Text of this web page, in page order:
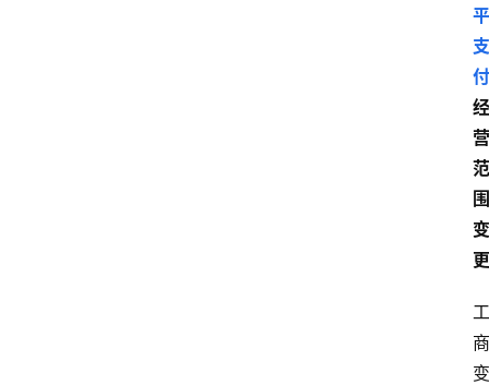
平
支
付
经
营
范
围
变
更
工
商
变